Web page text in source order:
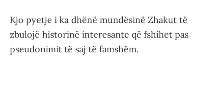
Kjo pyetje i ka dhënë mundësinë Zhakut të
zbulojë historinë interesante që fshihet pas
pseudonimit të saj të famshëm.